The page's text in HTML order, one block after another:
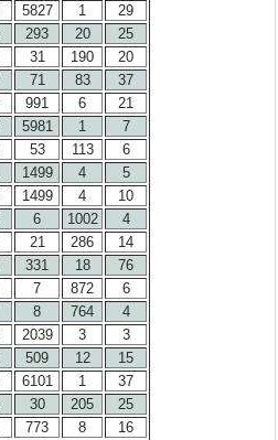
5827 1
29
293 20
25
31 190
20
71 83
37
991 6
21
5981 1
7
53 113
6
1499 4
5
1499 4
10
6 1002
4
21 286
14
331 18
76
7 872
6
8 764
4
2039 3
3
509 12
15
6101 1
37
30 205
25
773 8 16